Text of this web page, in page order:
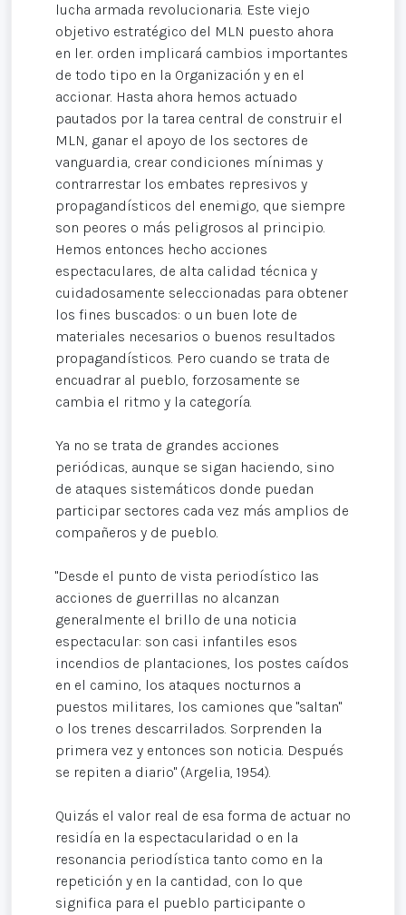
lucha armada revolucionaria. Este viejo
objetivo estratégico del MLN puesto ahora
en ler. orden implicará cambios importantes
de todo tipo en la Organización y en el
accionar. Hasta ahora hemos actuado
pautados por la tarea central de construir el
MLN, ganar el apoyo de los sectores de
vanguardia, crear condiciones mínimas y
contrarrestar los embates represivos y
propagandísticos del enemigo, que siempre
son peores o más peligrosos al principio.
Hemos entonces hecho acciones
espectaculares, de alta calidad técnica y
cuidadosamente seleccionadas para obtener
los fines buscados: o un buen lote de
materiales necesarios o buenos resultados
propagandísticos. Pero cuando se trata de
encuadrar al pueblo, forzosamente se
cambia el ritmo y la categoría.
Ya no se trata de grandes acciones
periódicas, aunque se sigan haciendo, sino
de ataques sistemáticos donde puedan
participar sectores cada vez más amplios de
compañeros y de pueblo.
"Desde el punto de vista periodístico las
acciones de guerrillas no alcanzan
generalmente el brillo de una noticia
espectacular: son casi infantiles esos
incendios de plantaciones, los postes caídos
en el camino, los ataques nocturnos a
puestos militares, los camiones que "saltan"
o los trenes descarrilados. Sorprenden la
primera vez y entonces son noticia. Después
se repiten a diario" (Argelia, 1954).
Quizás el valor real de esa forma de actuar no
residía en la espectacularidad o en la
resonancia periodística tanto como en la
repetición y en la cantidad, con lo que
significa para el pueblo participante o